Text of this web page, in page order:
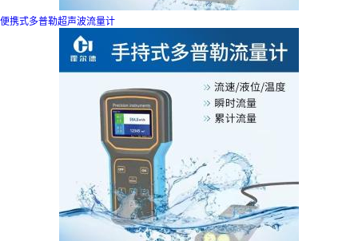
便携式多普勒超声波流量计